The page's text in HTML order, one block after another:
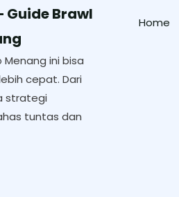
Guide Brawl
Menang ini bisa
cepat. Dari
strategi
tuntas dan
Home